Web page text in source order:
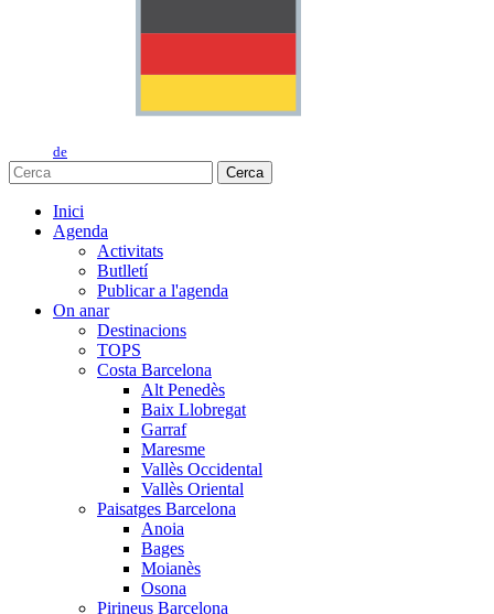
de
Cerca
Inici
Agenda
Activitats
Butlletí
Publicar a l'agenda
On anar
Destinacions
TOPS
Costa Barcelona
Alt Penedès
Baix Llobregat
Garraf
Maresme
Vallès Occidental
Vallès Oriental
Paisatges Barcelona
Anoia
Bages
Moianès
Osona
Pirineus Barcelona